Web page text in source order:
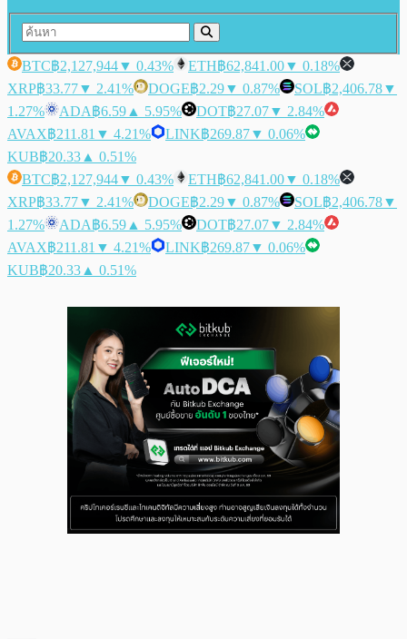
BTC฿2,127,944▼ 0.43% ETH฿62,841.00▼ 0.18%
XRP฿33.77▼ 2.41% DOGE฿2.29▼ 0.87% SOL฿2,406.78▼
1.27%
ADA฿6.59 ▲ 5.95% DOT฿27.07▼ 2.84%
AVAX฿211.81 ▼ 4.21% LINK฿269.87▼ 0.06%
KUB฿20.33 ▲ 0.51%
BTC฿2,127,944▼ 0.43% ETH฿62,841.00▼ 0.18%
XRP฿33.77▼ 2.41% DOGE฿2.29▼ 0.87% SOL฿2,406.78▼
1.27%
ADA฿6.59 ▲ 5.95% DOT฿27.07▼ 2.84%
AVAX฿211.81 ▼ 4.21% LINK฿269.87▼ 0.06%
KUB฿20.33 ▲ 0.51%